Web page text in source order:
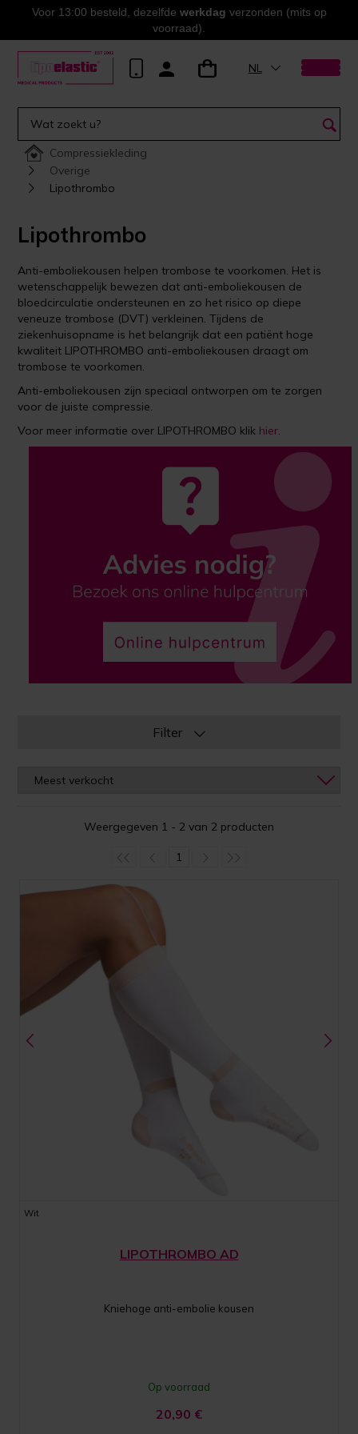
Voor 13:00 besteld, dezelfde werkdag verzonden (mits op
voorraad).
NL
Compressiekleding
Overige
Lipothrombo
Lipothrombo
Anti-emboliekousen helpen trombose te voorkomen. Het is
wetenschappelijk bewezen dat anti-emboliekousen de
bloedcirculatie ondersteunen en zo het risico op diepe
veneuze trombose (DVT) verkleinen. Tijdens de
ziekenhuisopname is het belangrijk dat een patiënt hoge
kwaliteit LIPOTHROMBO anti-emboliekousen draagt om
trombose te voorkomen.
Anti-emboliekousen zijn speciaal ontworpen om te zorgen
voor de juiste compressie.
Voor meer informatie over LIPOTHROMBO klik hier.
Filter
Weergegeven 1 - 2 van 2 producten
1
Wit
LIPOTHROMBO AD
Kniehoge anti-embolie kousen
Op voorraad
20,90 €